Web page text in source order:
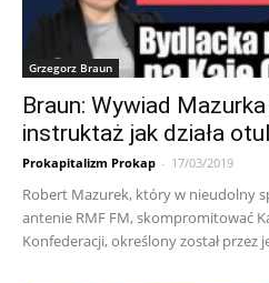
Grzegorz Braun
Braun: Wywiad
instruktaż jak działa
Prokapitalizm Prokap - 17/03/2019
Robert Mazurek, który w nieudolny
antenie RMF FM, skompromitować
Konfederacji, określony został przez